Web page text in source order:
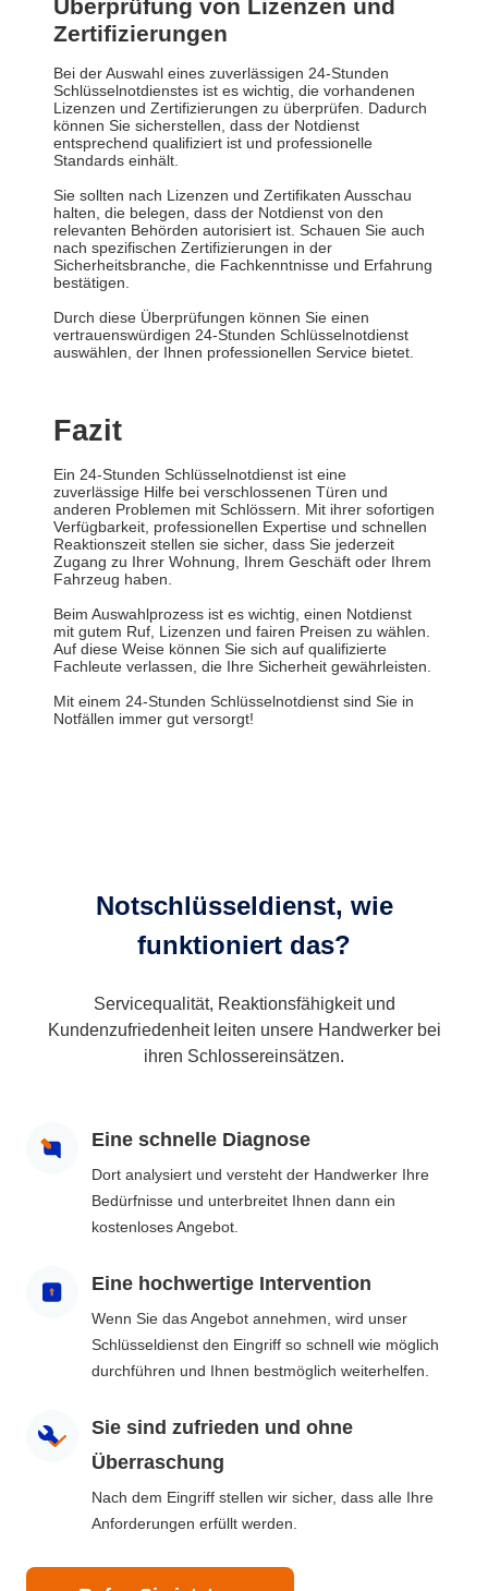
Überprüfung von Lizenzen und
Zertifizierungen
Bei der Auswahl eines zuverlässigen 24-Stunden
Schlüsselnotdienstes ist es wichtig, die vorhandenen
Lizenzen und Zertifizierungen zu überprüfen. Dadurch
können Sie sicherstellen, dass der Notdienst
entsprechend qualifiziert ist und professionelle
Standards einhält.
Sie sollten nach Lizenzen und Zertifikaten Ausschau
halten, die belegen, dass der Notdienst von den
relevanten Behörden autorisiert ist. Schauen Sie auch
nach spezifischen Zertifizierungen in der
Sicherheitsbranche, die Fachkenntnisse und Erfahrung
bestätigen.
Durch diese Überprüfungen können Sie einen
vertrauenswürdigen 24-Stunden Schlüsselnotdienst
auswählen, der Ihnen professionellen Service bietet.
Fazit
Ein 24-Stunden Schlüsselnotdienst ist eine
zuverlässige Hilfe bei verschlossenen Türen und
anderen Problemen mit Schlössern. Mit ihrer sofortigen
Verfügbarkeit, professionellen Expertise und schnellen
Reaktionszeit stellen sie sicher, dass Sie jederzeit
Zugang zu Ihrer Wohnung, Ihrem Geschäft oder Ihrem
Fahrzeug haben.
Beim Auswahlprozess ist es wichtig, einen Notdienst
mit gutem Ruf, Lizenzen und fairen Preisen zu wählen.
Auf diese Weise können Sie sich auf qualifizierte
Fachleute verlassen, die Ihre Sicherheit gewährleisten.
Mit einem 24-Stunden Schlüsselnotdienst sind Sie in
Notfällen immer gut versorgt!
Notschlüsseldienst, wie
funktioniert das?
Servicequalität, Reaktionsfähigkeit und
Kundenzufriedenheit leiten unsere Handwerker bei
ihren Schlossereinsätzen.
Eine schnelle Diagnose
Dort analysiert und versteht der Handwerker Ihre
Bedürfnisse und unterbreitet Ihnen dann ein
kostenloses Angebot.
Eine hochwertige Intervention
Wenn Sie das Angebot annehmen, wird unser
Schlüsseldienst den Eingriff so schnell wie möglich
durchführen und Ihnen bestmöglich weiterhelfen.
Sie sind zufrieden und ohne
Überraschung
Nach dem Eingriff stellen wir sicher, dass alle Ihre
Anforderungen erfüllt werden.